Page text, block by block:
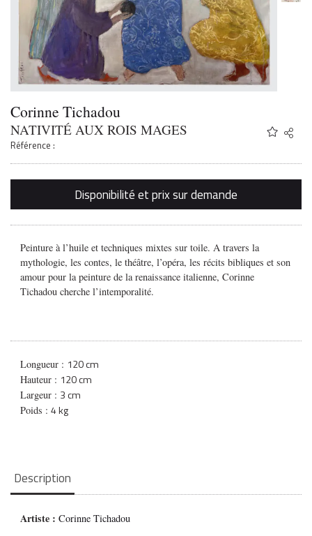
Corinne Tichadou
NATIVITÉ AUX ROIS MAGES
Référence :
Share
Twitter
Email
Disponibilité et prix sur demande
Peinture à l’huile et techniques mixtes sur toile. A travers la
mythologie, les contes, le théâtre, l’opéra, les récits bibliques et son
amour pour la peinture de la renaissance italienne, Corinne
Tichadou cherche l’intemporalité.
Longueur : 120 cm
Hauteur : 120 cm
Largeur : 3 cm
Poids :4 kg
Description
Artiste :Corinne Tichadou